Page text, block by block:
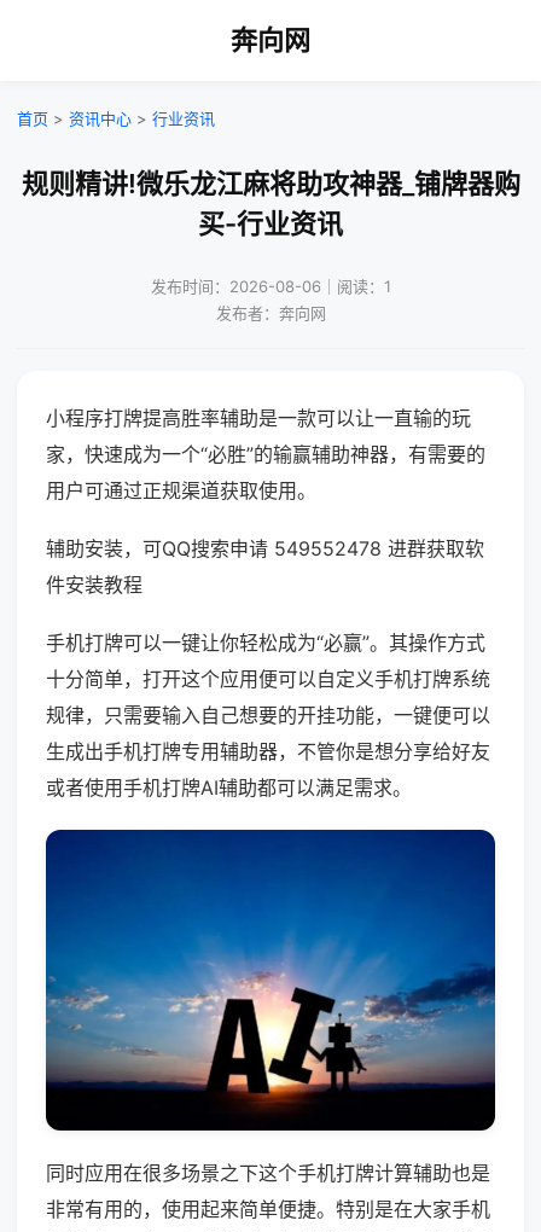
奔向网
首页 > 资讯中心 > 行业资讯
规则精讲!微乐龙江麻将助攻神器_铺牌器购
买-行业资讯
发布时间：2026-08-06｜阅读：1
发布者：奔向网
小程序打牌提高胜率辅助是一款可以让一直输的玩
家，快速成为一个“必胜”的输赢辅助神器，有需要的
用户可通过正规渠道获取使用。
辅助安装，可QQ搜索申请 549552478 进群获取软
件安装教程
手机打牌可以一键让你轻松成为“必赢”。其操作方式
十分简单，打开这个应用便可以自定义手机打牌系统
规律，只需要输入自己想要的开挂功能，一键便可以
生成出手机打牌专用辅助器，不管你是想分享给好友
或者使用手机打牌AI辅助都可以满足需求。
同时应用在很多场景之下这个手机打牌计算辅助也是
非常有用的，使用起来简单便捷。特别是在大家手机